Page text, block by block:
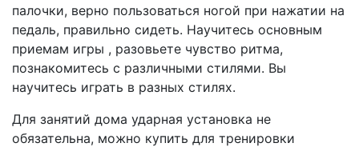
палочки, верно пользоваться ногой при нажатии на
педаль, правильно сидеть. Научитесь основным
приемам игры , разовьете чувство ритма,
познакомитесь с различными стилями. Вы
научитесь играть в разных стилях.
Для занятий дома ударная установка не
обязательна, можно купить для тренировки